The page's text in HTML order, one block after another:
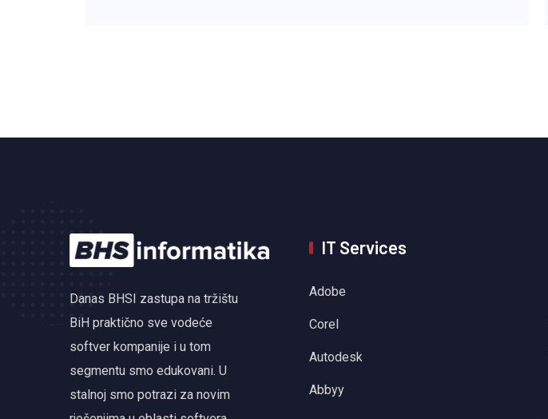
Danas BHSI zastupa na tržištu
BiH praktično sve vodeće
softver kompanije i u tom
segmentu smo edukovani. U
stalnoj smo potrazi za novim
IT Services
Adobe
Corel
Autodesk
Abbyy